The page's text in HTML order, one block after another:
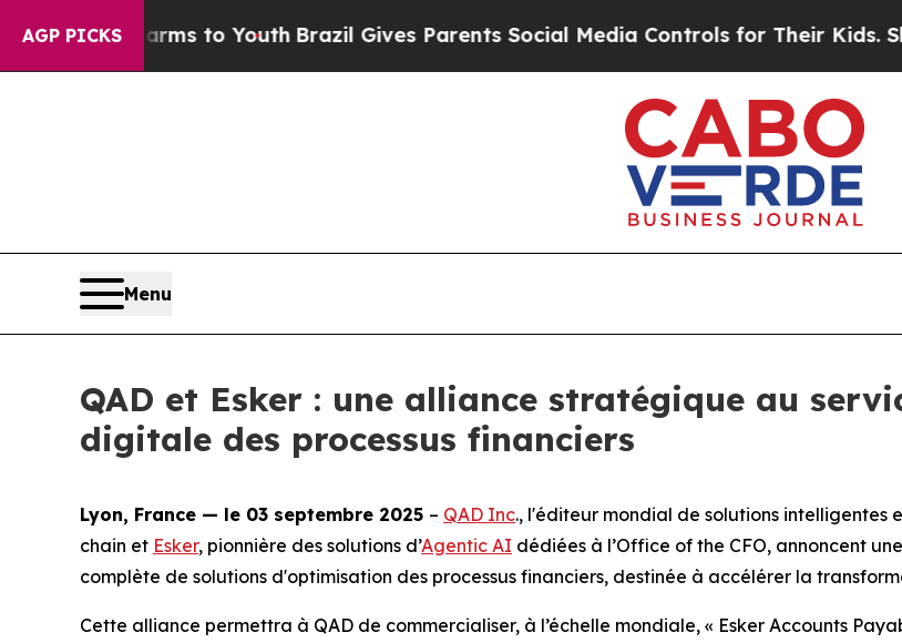
AGP PICKS
Harms to Youth Brazil Gives Parents Social Media Controls for Their Kids. Should
Menu
QAD et Esker : une alliance stratégique au
digitale des processus financiers
Lyon, France — le 03 septembre 2025 – QAD Inc., l'éditeur mondial de solutions
chain et Esker, pionnière des solutions d’Agentic AI dédiées à l’Office of the CFO, annoncent
complète de solutions d'optimisation des processus financiers, destinée à accélérer la
Cette alliance permettra à QAD de commercialiser, à l’échelle mondiale, « Esker Accounts